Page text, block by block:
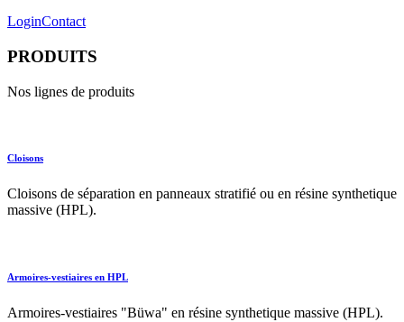
LoginContact
PRODUITS
Nos lignes de produits
Cloisons
Cloisons de séparation en panneaux stratifié ou en résine synthetique
massive (HPL).
Armoires-vestiaires en HPL
Armoires-vestiaires "Büwa" en résine synthetique massive (HPL).